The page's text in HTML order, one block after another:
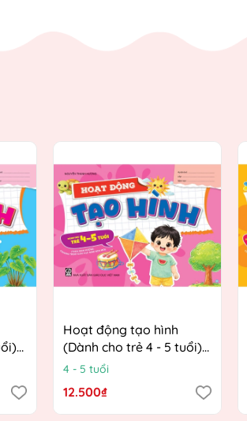
Hoạt động tạo hình
(Dành cho trẻ 4 - 5 tuổi)
(Theo định hướng
mầm non mới)
4 - 5 tuổi
12.500₫